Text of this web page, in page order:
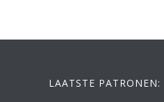
LAATSTE PATRONEN: